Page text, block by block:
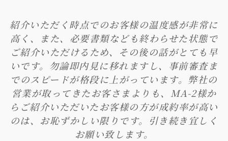
紹介いただく時点でのお客様の温度感が非常に
高く、また、必要書類なども終わらせた状態で
ご紹介いただけるため、その後の話がとても早
いです。勿論即内見に移れますし、事前審査ま
でのスピードが格段に上がっています。弊社の
営業が取ってきたお客さまよりも、MA-2様か
らご紹介いただいたお客様の方が成約率が高い
のは、お恥ずかしい限りです。引き続き宜しく
お願い致します。